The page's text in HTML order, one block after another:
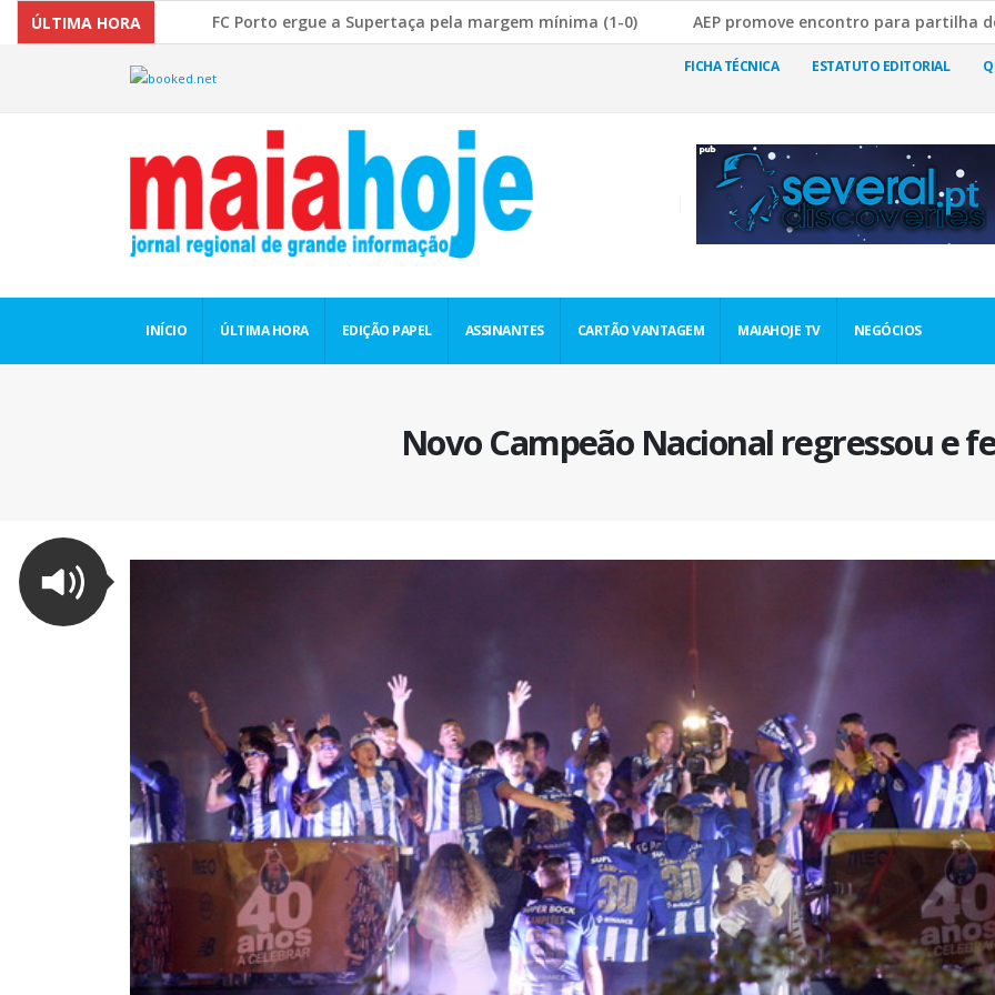
ÚLTIMA HORAFC Porto ergue a Supertaça pela margem mínima (1-0) AEP promove encontro para partilha de boas
Comissão Europeia quer ouvir as PME’s sobre a Rutura da Cadeia de Abastecimento JF Nogueira e Silva
FICHA TÉCNICA ESTATUTO EDITORIAL
INÍCIO ÚLTIMA HORA EDIÇÃO PAPEL ASSINANTES CARTÃO VANTAGEM MAIAHOJE TV NEGÓCIOS
Novo Campeão Nacional regressou e
AEP promove encontro para
partilha de boas práticas na
integração de requerentes de
proteção internacional
28 de Julho, 2026
Exame de Época com Nota
Alta: FC Porto vence Aston
Villa (2-1)
26 de Julho, 2026
do tecido empresarial em dois
17 de Julho, 2026
O Fator Humano na Era
Algorítmica: As Grandes
Linhas de Força do QSP
Summit 2026
7 de Julho, 2026
Leça FC vence Campeonato de
Portugal na final do Jamor
11 de Junho, 2026
partilha de boas
integração de
proteção internacional
28 de Julho, 2026
Exame de Época com
Alta: FC Porto vence
Villa (2-1)
26 de Julho, 2026